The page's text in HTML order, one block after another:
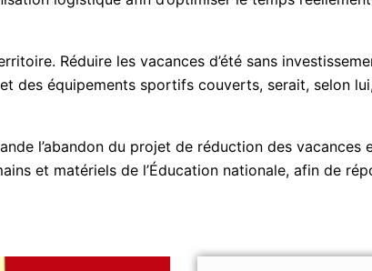
Réduire les vacances d’été sans
des équipements sportifs couverts, serait, selon
l’abandon du projet de réduction des
et matériels de l’Éducation nationale, afin de
Abonnez-vous à la Newsletter pour ne rien manquer !